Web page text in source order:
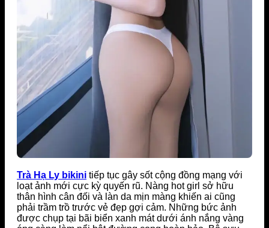
Trà Hạ Ly bikini tiếp tục gây sốt cộng đồng mạng với
loạt ảnh mới cực kỳ quyến rũ. Nàng hot girl sở hữu
thân hình cân đối và làn da mịn màng khiến ai cũng
phải trầm trồ trước vẻ đẹp gợi cảm. Những bức ảnh
được chụp tại bãi biển xanh mát dưới ánh nắng vàng